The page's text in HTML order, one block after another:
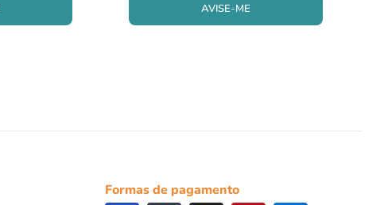
AVISE-ME
Formas de pagamento